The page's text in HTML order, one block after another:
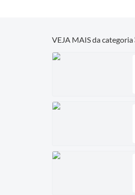
VEJA MAIS da categoria